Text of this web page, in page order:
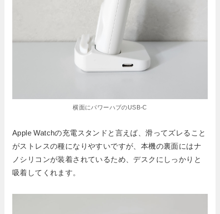
横面にパワーハブのUSB-C
Apple Watchの充電スタンドと言えば、滑ってズレること
がストレスの種になりやすいですが、本機の裏面にはナ
ノシリコンが装着されているため、デスクにしっかりと
吸着してくれます。